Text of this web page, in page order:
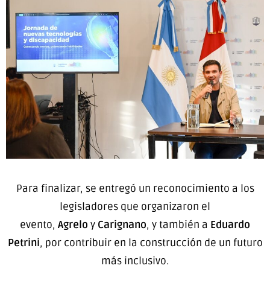
Para finalizar, se entregó un reconocimiento a los
legisladores que organizaron el
evento, Agrelo y Carignano, y también a Eduardo
Petrini, por contribuir en la construcción de un futuro
más inclusivo.